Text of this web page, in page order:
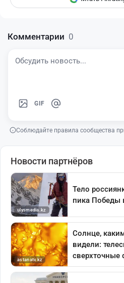
Комментарии 0
GIF
Соблюдайте правила сообщества